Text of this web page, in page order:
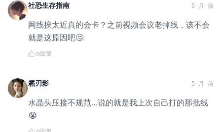
社恐生存指南 5 月 前
网线挨太近真的会卡？之前视频会议老掉线，该不会
就是这原因吧🤔
0回复
霜刃影 5 月 前
水晶头压接不规范…说的就是我上次自己打的那批线
😭